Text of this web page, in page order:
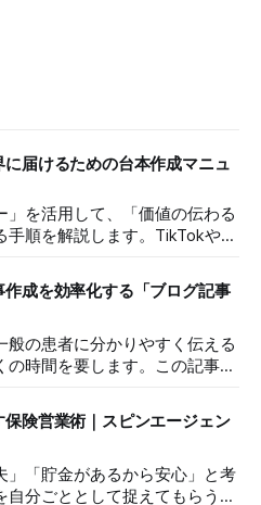
届けるための台本作成マニュ
」を活用して、「価値の伝わる
手順を解説します。TikTokや
成を効率化する「ブログ記事
の患者に分かりやすく伝える
時間を要します。この記事で
ログ記事を効率的に作成し、
します。
険営業術｜スピンエージェン
」「貯金があるから安心」と考
分ごととして捉えてもらうの